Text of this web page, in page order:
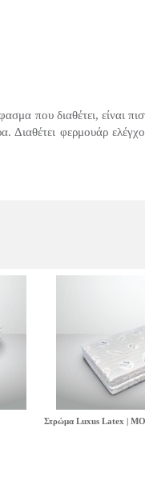
που διαθέτει, είναι
φερμουάρ
Στρώμα Luxus Latex |